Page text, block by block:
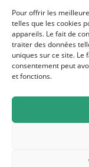
Pour offrir les
telles que les cookies
appareils. Le fait de
traiter des données
uniques sur ce site.
consentement peut
et fonctions.
Producteurs